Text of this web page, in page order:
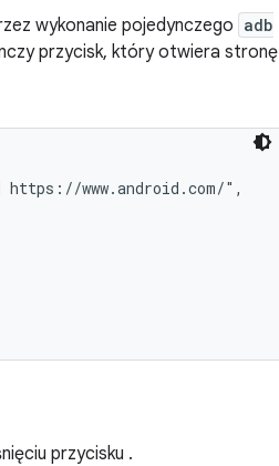
wykonanie pojedynczego adb
przycisk, który otwiera stronę
www.android.com/",
przycisku .